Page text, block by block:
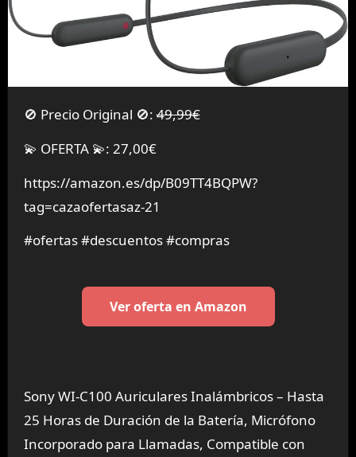
🚫 Precio Original 🚫:49,99€
💫 OFERTA 💫: 27,00€
https://amazon.es/dp/B09TT4BQPW?
tag=cazaofertasaz-21
#ofertas #descuentos #compras
Ver oferta en Amazon
Sony WI-C100 Auriculares Inalámbricos – Hasta
25 Horas de Duración de la Batería, Micrófono
Incorporado para Llamadas, Compatible con